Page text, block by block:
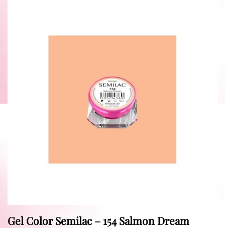
Gel Color Semilac – 154 Salmon Dream